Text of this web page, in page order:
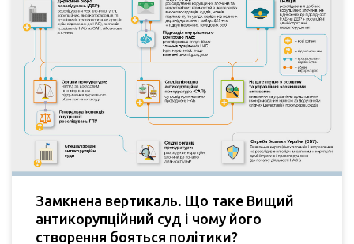
Замкнена вертикаль. Що таке Вищий
антикорупційний суд і чому його
створення бояться політики?